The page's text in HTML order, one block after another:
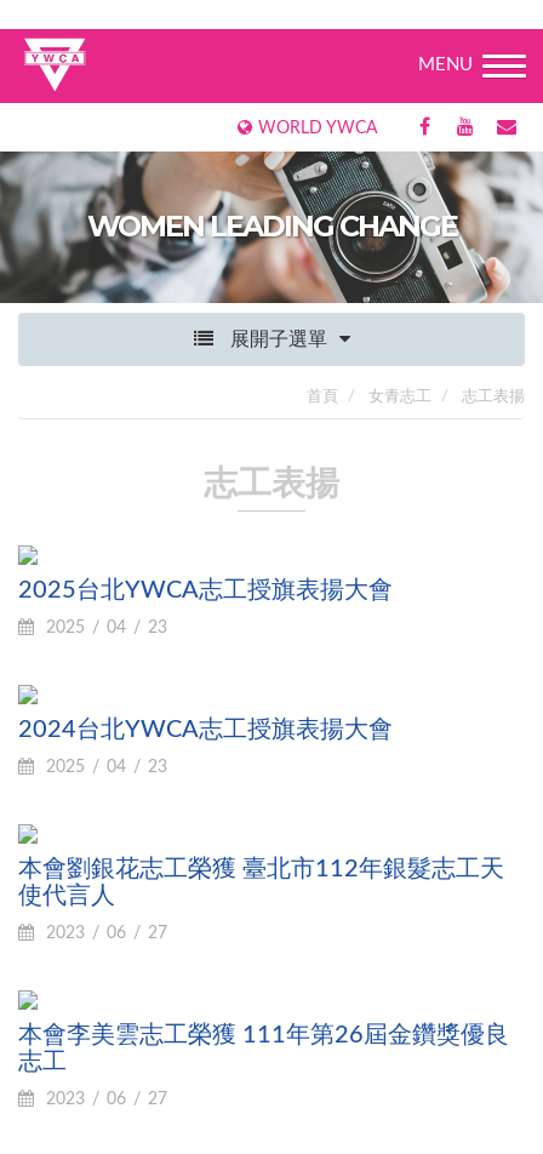
MENU
WORLD YWCA
WOMEN LEADING CHANGE
展開子選單
首頁 女青志工 志工表揚
志工表揚
2025台北YWCA志工授旗表揚大會
2025 04 23
2024台北YWCA志工授旗表揚大會
2025 04 23
本會劉銀花志工榮獲 臺北市112年銀髮志工天
使代言人
2023 06 27
本會李美雲志工榮獲 111年第26屆金鑽獎優良
志工
2023 06 27